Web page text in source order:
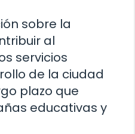
sobre la
al
servicios
de la ciudad
plazo que
educativas y